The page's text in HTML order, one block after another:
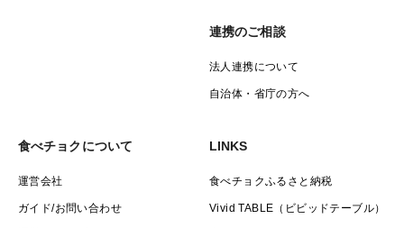
連携のご相談
法人連携について
自治体・省庁の方へ
食べチョクについて
運営会社
ガイド/お問い合わせ
LINKS
食べチョクふるさと納税
Vivid TABLE（ビビッドテーブル）